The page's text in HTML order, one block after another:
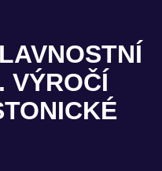
VÝROČÍ